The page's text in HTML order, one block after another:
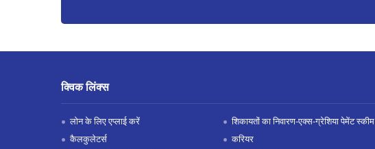
क्विक लिंक्स
लोन के लिए एप्लाई करें
कैलकुलेटर्स
शिकायतों का निवारण-एक्स-ग्रेशिया पेमेंट स्कीम
करियर